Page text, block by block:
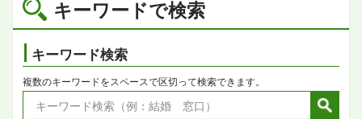
キーワードで検索
キーワード検索
複数のキーワードをスペースで区切って検索できます。